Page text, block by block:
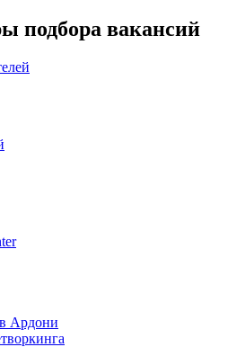
подбора вакансий
Ардони